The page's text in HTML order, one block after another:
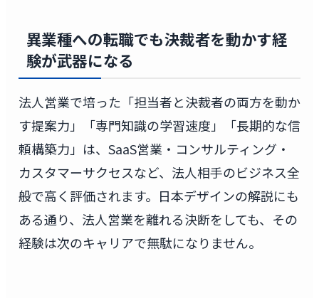
異業種への転職でも決裁者を動かす経
験が武器になる
法人営業で培った「担当者と決裁者の両方を動か
す提案力」「専門知識の学習速度」「長期的な信
頼構築力」は、SaaS営業・コンサルティング・
カスタマーサクセスなど、法人相手のビジネス全
般で高く評価されます。日本デザインの解説にも
ある通り、法人営業を離れる決断をしても、その
経験は次のキャリアで無駄になりません。